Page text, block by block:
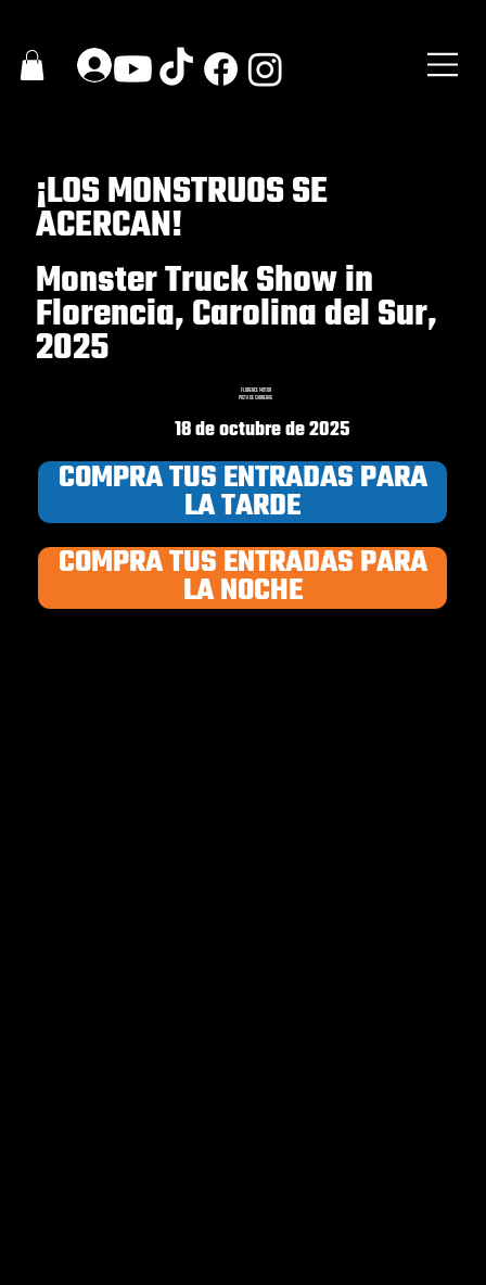
¡LOS MONSTRUOS SE
ACERCAN!
Monster Truck Show in
Florencia, Carolina del Sur,
2025
FLORENCE MOTOR
PISTA DE CARRERAS
18 de octubre de 2025
COMPRA TUS ENTRADAS PARA
LA TARDE
COMPRA TUS ENTRADAS PARA
LA NOCHE